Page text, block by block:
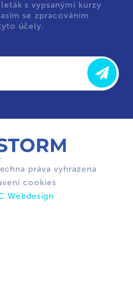
s vypsanými kurzy
se zpracováním
účely.
práva vyhrazena
cookies
Webdesign